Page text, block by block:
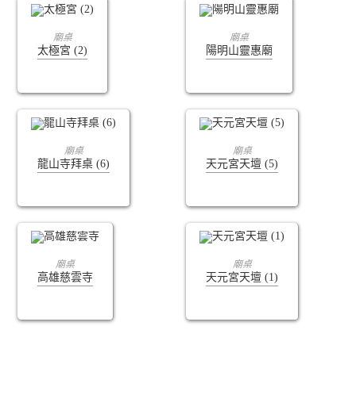
查看內容
廟桌
太極宮 (2)
查看內容
廟桌
陽明山靈惠廟
查看內容
廟桌
龍山寺拜桌 (6)
查看內容
廟桌
天元宮天壇 (5)
查看內容
廟桌
高雄慈雲寺
查看內容
廟桌
天元宮天壇 (1)